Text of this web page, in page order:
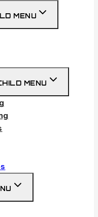
MENU
MENU